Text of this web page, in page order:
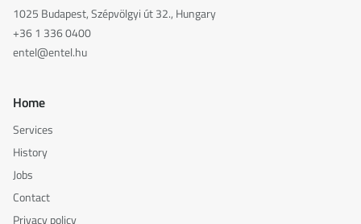
1025 Budapest, Szépvölgyi út 32., Hungary
+36 1 336 0400
entel@entel.hu
Home
Services
History
Jobs
Contact
Privacy policy